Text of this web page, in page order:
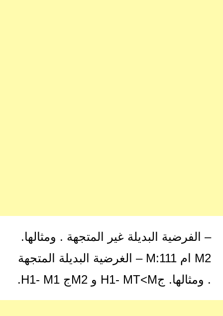
– الفرضية البديلة غير المتجهة . ومثالها.
M2 ام M:111 – الغرضية البديلة المتجهة
. ومثالها. جH1- MT<M و M2ج H1- M1.